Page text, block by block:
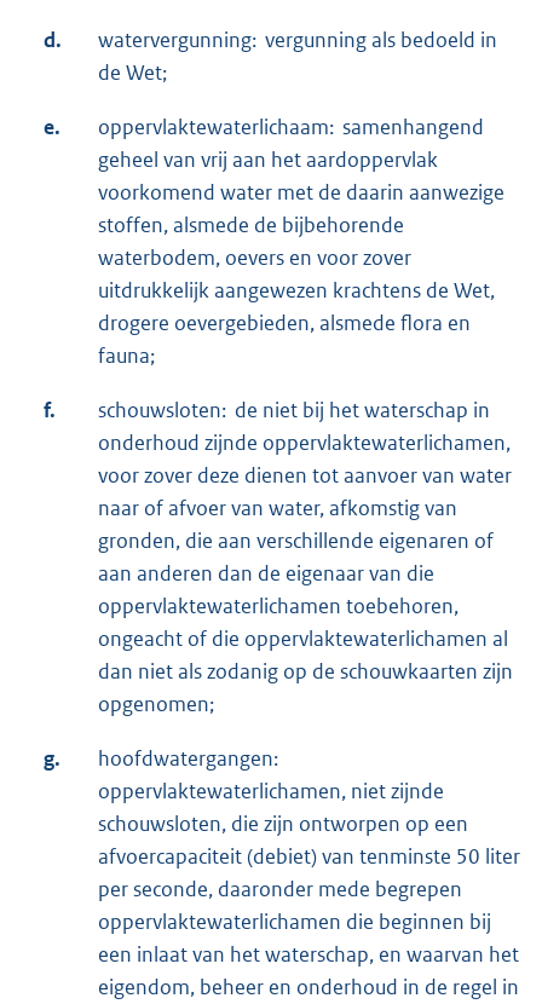
d.
watervergunning: vergunning als bedoeld in
de Wet;
e.
oppervlaktewaterlichaam: samenhangend
geheel van vrij aan het aardoppervlak
voorkomend water met de daarin aanwezige
stoffen, alsmede de bijbehorende
waterbodem, oevers en voor zover
uitdrukkelijk aangewezen krachtens de Wet,
drogere oevergebieden, alsmede flora en
fauna;
f.
schouwsloten: de niet bij het waterschap in
onderhoud zijnde oppervlaktewaterlichamen,
voor zover deze dienen tot aanvoer van water
naar of afvoer van water, afkomstig van
gronden, die aan verschillende eigenaren of
aan anderen dan de eigenaar van die
oppervlaktewaterlichamen toebehoren,
ongeacht of die oppervlaktewaterlichamen al
dan niet als zodanig op de schouwkaarten zijn
opgenomen;
g.
hoofdwatergangen:
oppervlaktewaterlichamen, niet zijnde
schouwsloten, die zijn ontworpen op een
afvoercapaciteit (debiet) van tenminste 50 liter
per seconde, daaronder mede begrepen
oppervlaktewaterlichamen die beginnen bij
een inlaat van het waterschap, en waarvan het
eigendom, beheer en onderhoud in de regel in